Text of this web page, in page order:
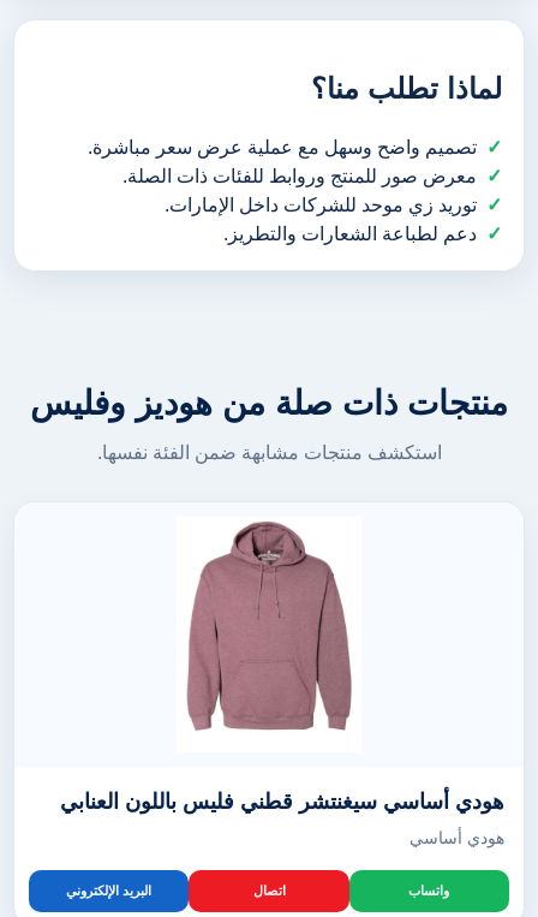
لماذا تطلب منا؟
تصميم واضح وسهل مع عملية عرض سعر مباشرة.
معرض صور للمنتج وروابط للفئات ذات الصلة.
توريد زي موحد للشركات داخل الإمارات.
دعم لطباعة الشعارات والتطريز.
منتجات ذات صلة من هوديز وفليس
استكشف منتجات مشابهة ضمن الفئة نفسها.
هودي أساسي سيغنتشر قطني فليس باللون العنابي
هودي أساسي
واتساب اتصال البريد الإلكتروني